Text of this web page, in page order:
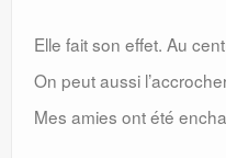
Elle fait son effet. Au
On peut aussi
Mes amies ont été